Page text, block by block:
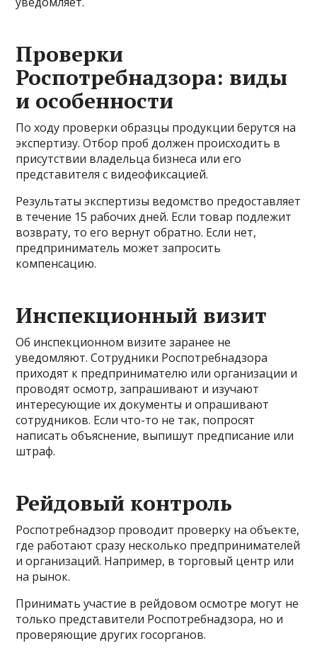
Проверки
Роспотребнадзора: виды
и особенности
По ходу проверки образцы продукции берутся на
экспертизу. Отбор проб должен происходить в
присутствии владельца бизнеса или его
представителя с видеофиксацией.
Результаты экспертизы ведомство предоставляет
в течение 15 рабочих дней. Если товар подлежит
возврату, то его вернут обратно. Если нет,
предприниматель может запросить
компенсацию.
Инспекционный визит
Об инспекционном визите заранее не
уведомляют. Сотрудники Роспотребнадзора
приходят к предпринимателю или организации и
проводят осмотр, запрашивают и изучают
интересующие их документы и опрашивают
сотрудников. Если что-то не так, попросят
написать объяснение, выпишут предписание или
штраф.
Рейдовый контроль
Роспотребнадзор проводит проверку на объекте,
где работают сразу несколько предпринимателей
и организаций. Например, в торговый центр или
на рынок.
Принимать участие в рейдовом осмотре могут не
только представители Роспотребнадзора, но и
проверяющие других госорганов.